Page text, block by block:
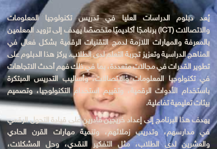
يُعد دبلوم الدراسات العليا في تدريس تكنولوجيا المعلومات
والاتصالات (ICT) برنامجًا أكاديميًا متخصصًا يهدف إلى تزويد المعلمين
بالمعرفة والمهارات اللازمة لدمج التقنيات الرقمية بشكل فعال في
المناهج الدراسية وتعزيز تجربة التعلم لدى الطلاب. يركز هذا الدبلوم على
تطوير القدرات في مجالات متعددة، بما في ذلك فهم أحدث الاتجاهات
في تكنولوجيا المعلومات والاتصالات، وأساليب التدريس المبتكرة
باستخدام الأدوات الرقمية، وتقييم استخدام التكنولوجيا، وتصميم
بيئات تعليمية تفاعلية.
يهدف هذا البرنامج إلى إعداد خريجين قادرين على قيادة التحول الرقمي
في مدارسهم، وتدريب زملائهم، وتنمية مهارات القرن الحادي
والعشرين لدى الطلاب، مثل التفكير النقدي، وحل المشكلات،